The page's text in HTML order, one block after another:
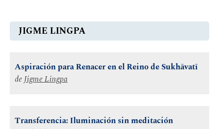
JIGME LINGPA
Aspiración para Renacer en el Reino de Sukhāvatī
de Jigme Lingpa
Transferencia: Iluminación sin meditación